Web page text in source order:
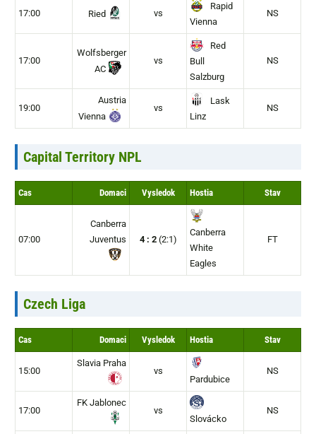
17:00 Ried vs
Rapid
Vienna
NS
17:00
Wolfsberger
AC
vs
Red
Bull
Salzburg
NS
19:00
Austria
Vienna
vs
Lask
Linz
NS
Capital Territory NPL
Cas Domaci Vysledok Hostia Stav
07:00
Canberra
Juventus
4 : 2 (2:1)
Canberra
White
Eagles
FT
Czech Liga
Cas Domaci Vysledok Hostia Stav
15:00
Slavia Praha
vs
Pardubice
NS
17:00
FK Jablonec
vs
Slovácko
NS